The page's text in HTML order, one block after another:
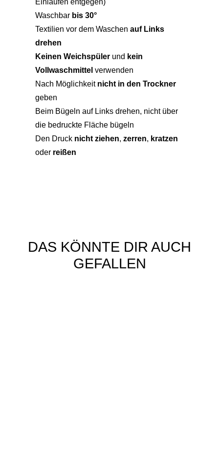
Einlaufen entgegen)
Waschbar bis 30°
Textilien vor dem Waschen auf Links
drehen
Keinen Weichspüler und kein
Vollwaschmittel verwenden
Nach Möglichkeit nicht in den Trockner
geben
Beim Bügeln auf Links drehen, nicht über
die bedruckte Fläche bügeln
Den Druck nicht ziehen, zerren, kratzen
oder reißen
DAS KÖNNTE DIR AUCH
GEFALLEN